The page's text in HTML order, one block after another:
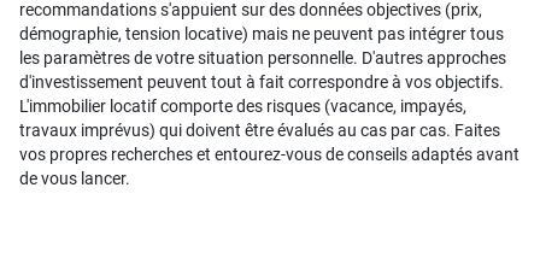
recommandations s'appuient sur des données objectives (prix,
démographie, tension locative) mais ne peuvent pas intégrer tous
les paramètres de votre situation personnelle. D'autres approches
d'investissement peuvent tout à fait correspondre à vos objectifs.
L'immobilier locatif comporte des risques (vacance, impayés,
travaux imprévus) qui doivent être évalués au cas par cas. Faites
vos propres recherches et entourez-vous de conseils adaptés avant
de vous lancer.